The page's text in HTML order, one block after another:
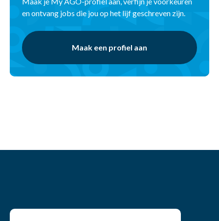
en ontvang jobs die jou op het lijf geschreven zijn.
Maak een profiel aan